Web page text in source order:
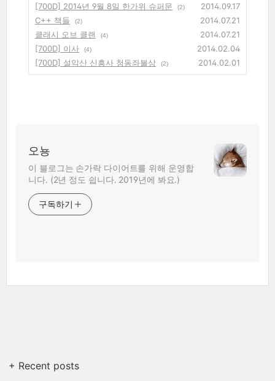
[700D] 2014년 9월 8일 한가위 슈퍼문
(2)
2014.09.17
C++ 책들
(2)
2014.07.21
클래시 오브 클랜
(4)
2014.07.21
[700D] 이사
(4)
2014.02.04
[700D] 설악산 신흥사 청동좌불상
(2) 2014.02.01
오뇽
이 블로그는 손가락 다이어트를 위해 운영합
니다. (2년 정도 쉽니다. 2019년에 봐요.)
구독하기
+ Recent posts